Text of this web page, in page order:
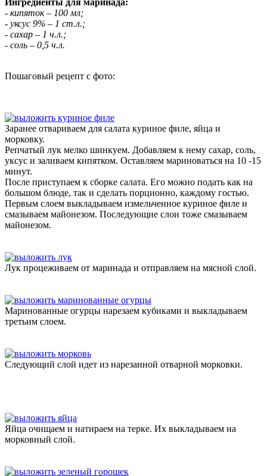
- кипяток – 100 мл;
- уксус 9% – 1 ст.л.;
- сахар – 1 ч.л.;
- соль – 0,5 ч.л.
Пошаговый рецепт с фото:
Заранее отвариваем для салата куриное филе, яйца и
морковку.
Репчатый лук мелко шинкуем. Добавляем к нему сахар, соль,
уксус и заливаем кипятком. Оставляем мариноваться на 10 -15
минут.
После приступаем к сборке салата. Его можно подать как на
большом блюде, так и сделать порционно, каждому гостью.
Первым слоем выкладываем измельченное куриное филе и
смазываем майонезом. Последующие слои тоже смазываем
майонезом.
Лук процеживаем от маринада и отправляем на мясной слой.
Маринованные огурцы нарезаем кубиками и выкладываем
третьим слоем.
Следующий слой идет из нарезанной отварной морковки.
Яйца очищаем и натираем на терке. Их выкладываем на
морковный слой.